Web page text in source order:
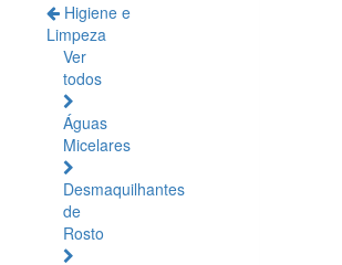
Higiene e
Limpeza
Ver
todos
Águas
Micelares
Desmaquilhantes
de
Rosto